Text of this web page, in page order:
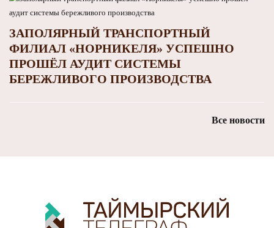
ЗАПОЛЯРНЫЙ ТРАНСПОРТНЫЙ
ФИЛИАЛ «НОРНИКЕЛЯ» УСПЕШНО
ПРОШЁЛ АУДИТ СИСТЕМЫ
БЕРЕЖЛИВОГО ПРОИЗВОДСТВА
Все новости